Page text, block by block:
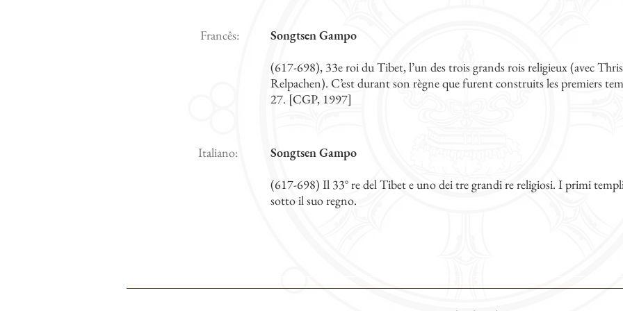
Francês:
Songtsen Gampo
(617-698), 33e roi du Tibet, l’un des trois grands rois religieux (avec
Relpachen). C’est durant son règne que furent construits les premiers
27. [CGP, 1997]
Italiano:
Songtsen Gampo
(617-698) Il 33° re del Tibet e uno dei tre grandi re religiosi. I primi
sotto il suo regno.